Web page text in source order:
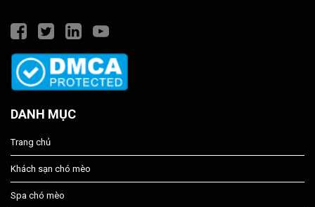
DANH MỤC
Trang chủ
Khách sạn chó mèo
Spa chó mèo